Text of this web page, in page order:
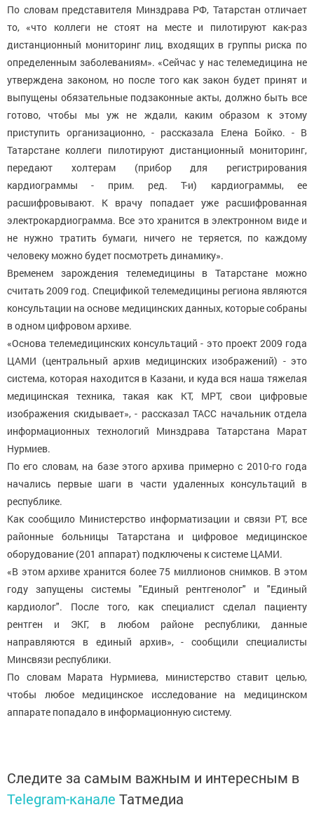
По словам представителя Минздрава РФ, Татарстан отличает
то, «что коллеги не стоят на месте и пилотируют как-раз
дистанционный мониторинг лиц, входящих в группы риска по
определенным заболеваниям». «Сейчас у нас телемедицина не
утверждена законом, но после того как закон будет принят и
выпущены обязательные подзаконные акты, должно быть все
готово, чтобы мы уж не ждали, каким образом к этому
приступить организационно, - рассказала Елена Бойко. - В
Татарстане коллеги пилотируют дистанционный мониторинг,
передают холтерам (прибор для регистрирования
кардиограммы - прим. ред. Т-и) кардиограммы, ее
расшифровывают. К врачу попадает уже расшифрованная
электрокардиограмма. Все это хранится в электронном виде и
не нужно тратить бумаги, ничего не теряется, по каждому
человеку можно будет посмотреть динамику».
Временем зарождения телемедицины в Татарстане можно
считать 2009 год. Спецификой телемедицины региона являются
консультации на основе медицинских данных, которые собраны
в одном цифровом архиве.
«Основа телемедицинских консультаций - это проект 2009 года
ЦАМИ (центральный архив медицинских изображений) - это
система, которая находится в Казани, и куда вся наша тяжелая
медицинская техника, такая как КТ, МРТ, свои цифровые
изображения скидывает», - рассказал ТАСС начальник отдела
информационных технологий Минздрава Татарстана Марат
Нурмиев.
По его словам, на базе этого архива примерно с 2010-го года
начались первые шаги в части удаленных консультаций в
республике.
Как сообщило Министерство информатизации и связи РТ, все
районные больницы Татарстана и цифровое медицинское
оборудование (201 аппарат) подключены к системе ЦАМИ.
«В этом архиве хранится более 75 миллионов снимков. В этом
году запущены системы "Единый рентгенолог" и "Единый
кардиолог". После того, как специалист сделал пациенту
рентген и ЭКГ, в любом районе республики, данные
направляются в единый архив», - сообщили специалисты
Минсвязи республики.
По словам Марата Нурмиева, министерство ставит целью,
чтобы любое медицинское исследование на медицинском
аппарате попадало в информационную систему.
Следите за самым важным и интересным в
Telegram-канале Татмедиа